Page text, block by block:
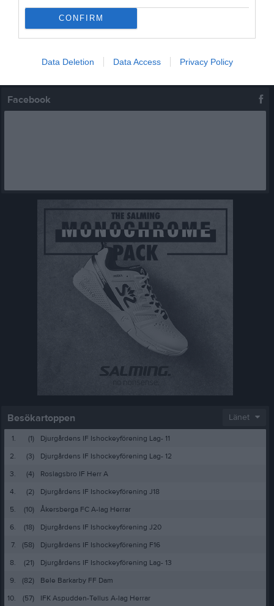
CONFIRM
Data Deletion Data Access Privacy Policy
Inga kommande aktiviteter
Facebook
Besökartoppen Länet
1. (1)
Djurgårdens IF Ishockeyförening Lag- 11
2.
(3)
Djurgårdens IF Ishockeyförening Lag- 12
3.
(4)
Roslagsbro IF Herr A
4.
(2)
Djurgårdens IF Ishockeyförening J18
5.
(10)
Åkersberga FC A-lag Herrar
6.
(18)
Djurgårdens IF Ishockeyförening J20
7.
(58)
Djurgårdens IF Ishockeyförening F16
8.
(21)
Djurgårdens IF Ishockeyförening Lag- 13
9.
(82)
Bele Barkarby FF Dam
10.
(57) IFK Aspudden-Tellus A-lag Herrar